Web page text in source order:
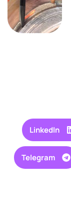
LinkedIn
Telegram